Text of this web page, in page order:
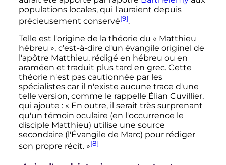
populations locales, qui l'auraient depuis
précieusement conservé[9].
Telle est l'origine de la théorie du « Matthieu
hébreu », c'est-à-dire d'un évangile originel de
l'apôtre Matthieu, rédigé en hébreu ou en
araméen et traduit plus tard en grec. Cette
théorie n'est pas cautionnée par les
spécialistes car il n'existe aucune trace d'une
telle version, comme le rappelle Élian Cuvillier,
qui ajoute : « En outre, il serait très surprenant
qu'un témoin oculaire (en l'occurrence le
disciple Matthieu) utilise une source
secondaire (l'Évangile de Marc) pour rédiger
son propre récit. »[8]